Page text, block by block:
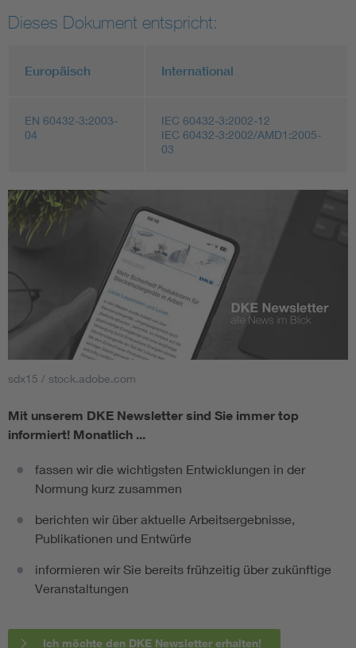
Dieses Dokument entspricht:
Europäisch International
EN 60432-3:2003-
04
IEC 60432-3:2002-12
IEC 60432-3:2002/AMD1:2005-
03
sdx15 / stock.adobe.com
Mit unserem DKE Newsletter sind Sie immer top
informiert! Monatlich ...
fassen wir die wichtigsten Entwicklungen in der
Normung kurz zusammen
berichten wir über aktuelle Arbeitsergebnisse,
Publikationen und Entwürfe
informieren wir Sie bereits frühzeitig über zukünftige
Veranstaltungen
Ich möchte den DKE Newsletter erhalten!